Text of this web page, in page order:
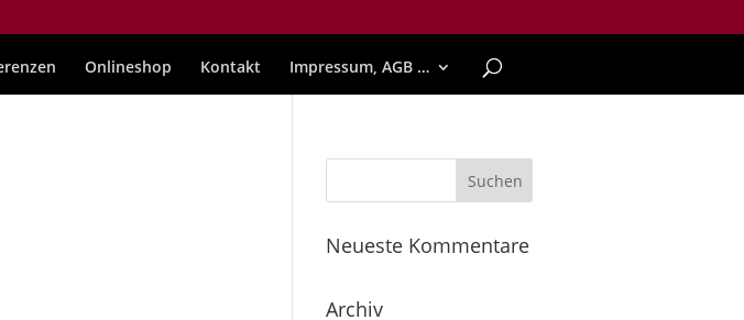
Onlineshop Kontakt Impressum, AGB …
Neueste Kommentare
Archiv